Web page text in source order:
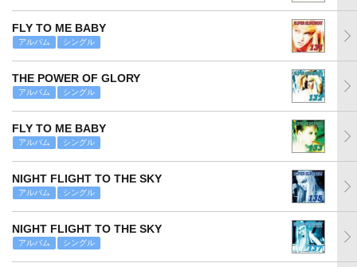
FLY TO ME BABY
アルバム シングル
THE POWER OF GLORY
アルバム シングル
FLY TO ME BABY
アルバム シングル
NIGHT FLIGHT TO THE SKY
アルバム シングル
NIGHT FLIGHT TO THE SKY
アルバム シングル